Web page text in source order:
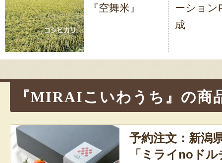
ナ
ビ
ゲ
ョ
ン
『空舞米』
ーション
成
『MIRAIこいわうち』の商
予約注文：新潟
「ミライnoド